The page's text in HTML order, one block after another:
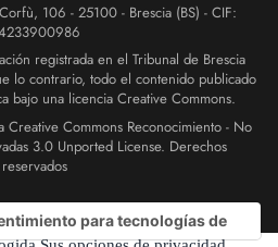
106 - 25100 - Brescia (BS) - CIF:
registrada en el Tribunal de Brescia
lo contrario, todo el contenido publicado
bajo una licencia Creative Commons.
Creative Commons Reconocimiento - No
3.0 Unported License. Derechos
reservados
para tecnologías de